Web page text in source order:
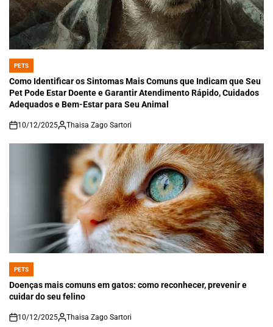
POSTED
IN
PETS
Como Identificar os Sintomas Mais Comuns que Indicam que Seu
Pet Pode Estar Doente e Garantir Atendimento Rápido, Cuidados
Adequados e Bem-Estar para Seu Animal
on
10/12/2025 Thaisa Zago Sartori
POSTED
IN
PETS
Doenças mais comuns em gatos: como reconhecer, prevenir e
cuidar do seu felino
on
10/12/2025 Thaisa Zago Sartori